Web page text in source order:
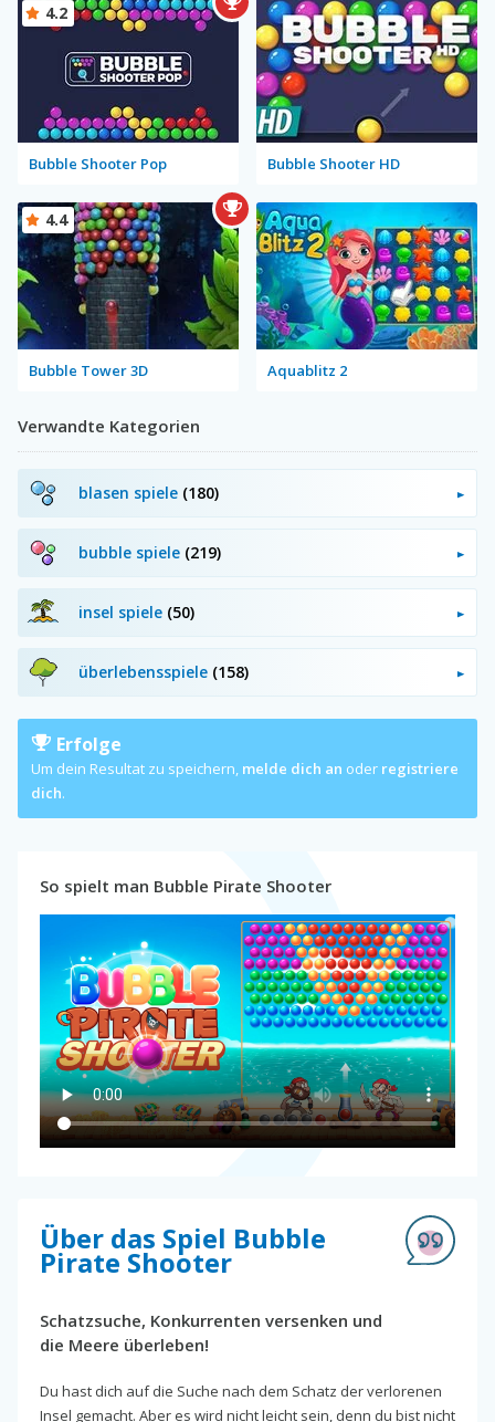
Bubble Shooter Pop
4.2
Bubble Shooter HD
Bubble Tower 3D
4.4
Aquablitz 2
Verwandte Kategorien
blasen spiele (180)
bubble spiele (219)
insel spiele (50)
überlebensspiele (158)
Erfolge
Um dein Resultat zu speichern, melde dich an oder registriere
dich.
So spielt man Bubble Pirate Shooter
Über das Spiel Bubble
Pirate Shooter
Schatzsuche, Konkurrenten versenken und
die Meere überleben!
Du hast dich auf die Suche nach dem Schatz der verlorenen
Insel gemacht. Aber es wird nicht leicht sein, denn du bist nicht